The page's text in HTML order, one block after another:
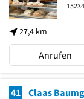
27,4 km
15234
Anrufen
41 Claas